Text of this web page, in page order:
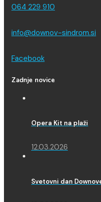
064 229 910
info@downov-sindrom.si
Facebook
Zadnje novice
Opera Kit na plaži
12.03.2026
Svetovni dan